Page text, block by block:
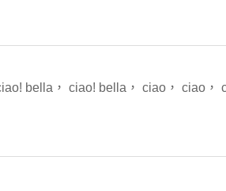
bella， ciao! bella， ciao， ciao，